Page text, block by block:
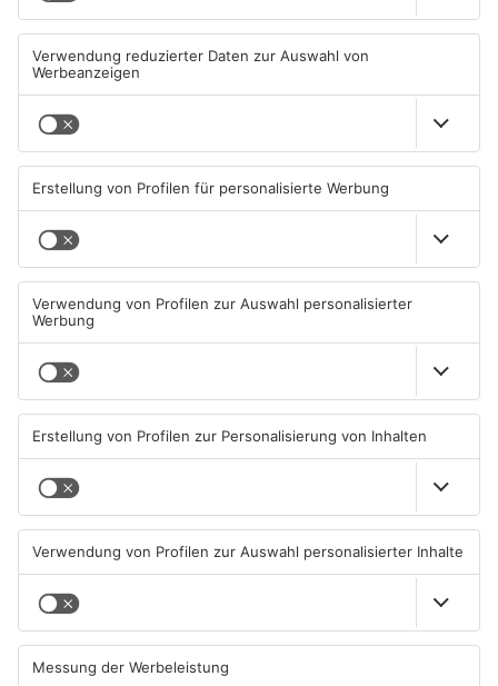
Neue Baugrundstücke für
junge Familien in
ASCHAFFENBURG
Tante Enso übernimmt
einzigen Supermarkt in
ASCHAFFENBURG
TOPNEWS
Großbaustelle auf A3
zwischen Hösbach und
Stockstadt
03.08.2026, 15:57 UHR IN KREIS
ASCHAFFENBURG
Wenigumstadt feiert das
Stöffche
01.08.2026, 21:17 UHR IN KREIS
ASCHAFFENBURG